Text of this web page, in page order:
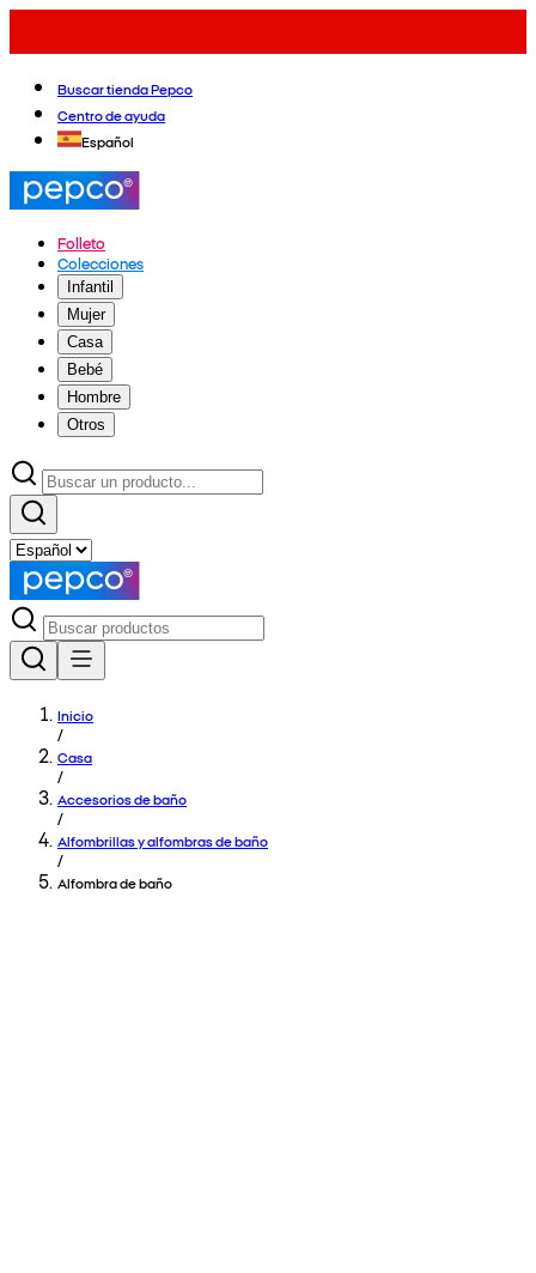
Buscar tienda Pepco
Centro de ayuda
Español
Folleto
Colecciones
Infantil
Mujer
Casa
Bebé
Hombre
Otros
Inicio
/
Casa
/
Accesorios de baño
/
Alfombrillas y alfombras de baño
/
Alfombra de baño